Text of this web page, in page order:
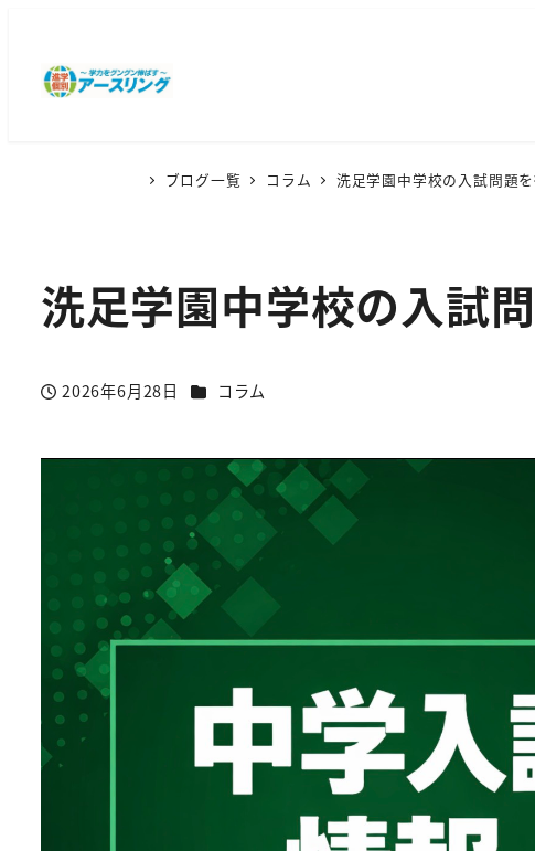
ブログ一覧 コラム 洗足学園中学校の入試問題を
洗足学園中学校の入試
投稿日
2026年6月28日 カテゴリー
コラム